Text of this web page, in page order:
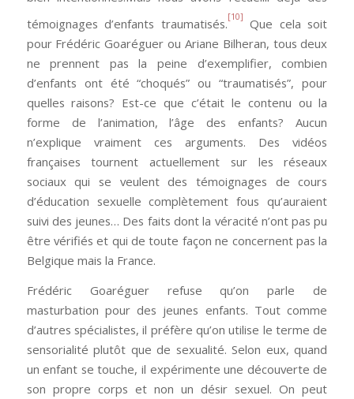
témoignages d’enfants traumatisés.[10]
Que cela soit
pour Frédéric Goaréguer ou Ariane Bilheran, tous deux
ne prennent pas la peine d’exemplifier, combien
d’enfants ont été “choqués” ou “traumatisés”, pour
quelles raisons? Est-ce que c’était le contenu ou la
forme de l’animation, l’âge des enfants? Aucun
n’explique vraiment ces arguments. Des vidéos
françaises tournent actuellement sur les réseaux
sociaux qui se veulent des témoignages de cours
d’éducation sexuelle complètement fous qu’auraient
suivi des jeunes… Des faits dont la véracité n’ont pas pu
être vérifiés et qui de toute façon ne concernent pas la
Belgique mais la France.
Frédéric Goaréguer refuse qu’on parle de
masturbation pour des jeunes enfants. Tout comme
d’autres spécialistes, il préfère qu’on utilise le terme de
sensorialité plutôt que de sexualité. Selon eux, quand
un enfant se touche, il expérimente une découverte de
son propre corps et non un désir sexuel. On peut